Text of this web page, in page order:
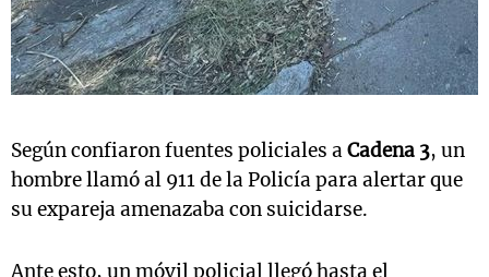
Según confiaron fuentes policiales aCadena 3, un
hombre llamó al 911 de la Policía para alertar que
su expareja amenazaba con suicidarse.
Ante esto, un móvil policial llegó hasta el